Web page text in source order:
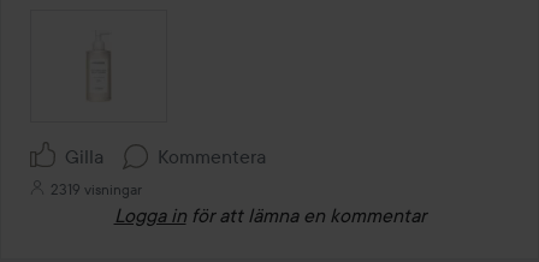
Gilla Kommentera
2319 visningar
Logga in för att lämna en kommentar